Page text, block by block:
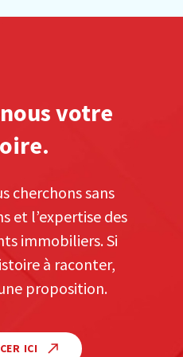
votre
cherchons sans
et l’expertise des
immobiliers. Si
à raconter,
proposition.
ICI